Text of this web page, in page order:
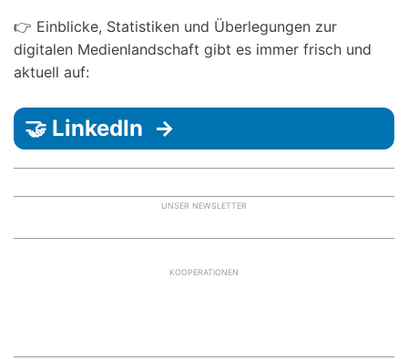
👉 Einblicke, Statistiken und Überlegungen zur
digitalen Medienlandschaft gibt es immer frisch und
aktuell auf:
🤝 LinkedIn →
UNSER NEWSLETTER
KOOPERATIONEN